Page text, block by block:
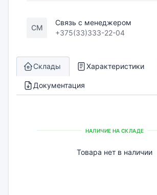
СМ
Связь с менеджером
+375(33)333-22-04
Склады Характеристики
Документация
НАЛИЧИЕ НА СКЛАДЕ
Товара нет в наличии